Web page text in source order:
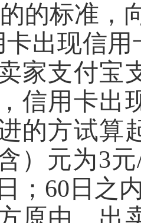
的标准，
卡出现信
家支付宝
信用卡出
的方试算
）元为3
；60日之